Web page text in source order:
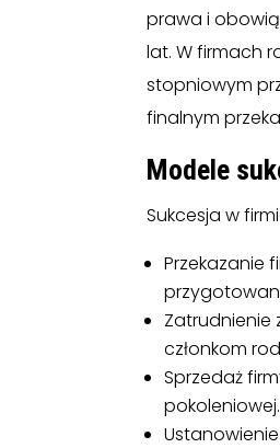
prawa i
lat. W firmach
stopniowym
finalnym
Modele
Sukcesja w
Przekazanie
Zatrudnienie
członkom
Sprzedaż
pokoleniowej.